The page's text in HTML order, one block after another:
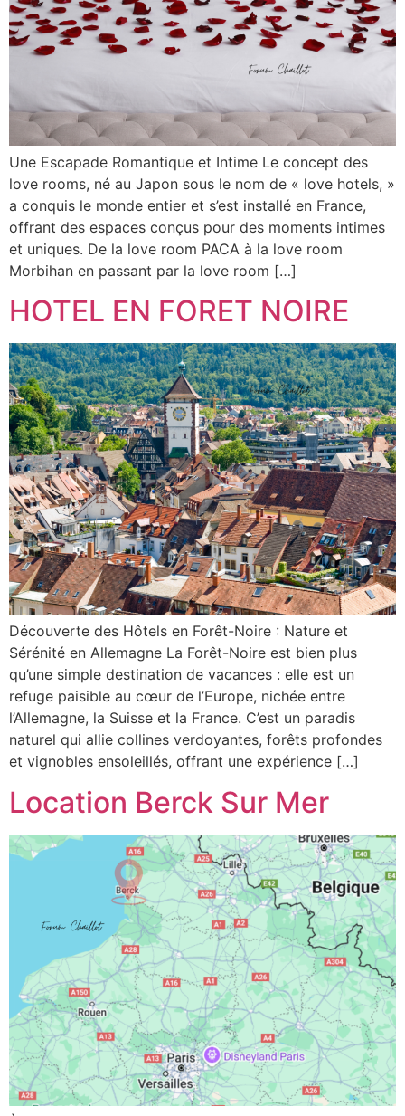
Une Escapade Romantique et Intime Le concept des
love rooms, né au Japon sous le nom de « love hotels, »
a conquis le monde entier et s’est installé en France,
offrant des espaces conçus pour des moments intimes
et uniques. De la love room PACA à la love room
Morbihan en passant par la love room […]
HOTEL EN FORET NOIRE
Découverte des Hôtels en Forêt-Noire : Nature et
Sérénité en Allemagne La Forêt-Noire est bien plus
qu’une simple destination de vacances : elle est un
refuge paisible au cœur de l’Europe, nichée entre
l’Allemagne, la Suisse et la France. C’est un paradis
naturel qui allie collines verdoyantes, forêts profondes
et vignobles ensoleillés, offrant une expérience […]
Location Berck Sur Mer